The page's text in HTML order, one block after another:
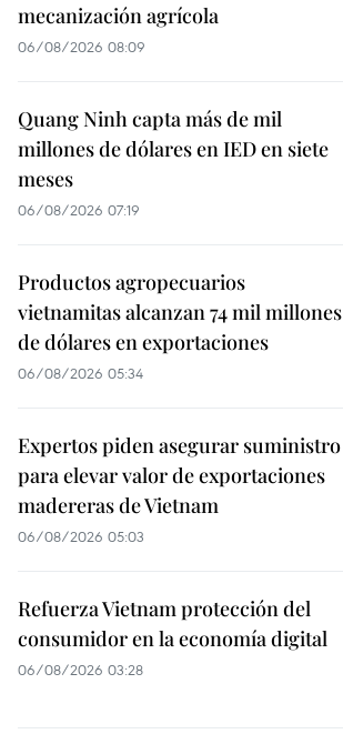
mecanización agrícola
06/08/2026 08:09
Quang Ninh capta más de mil
millones de dólares en IED en siete
meses
06/08/2026 07:19
Productos agropecuarios
vietnamitas alcanzan 74 mil millones
de dólares en exportaciones
06/08/2026 05:34
Expertos piden asegurar suministro
para elevar valor de exportaciones
madereras de Vietnam
06/08/2026 05:03
Refuerza Vietnam protección del
consumidor en la economía digital
06/08/2026 03:28